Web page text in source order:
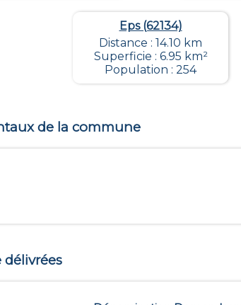
Eps (62134)
Distance : 14.10 km
Superficie : 6.95 km²
Population : 254
de la commune
délivrées